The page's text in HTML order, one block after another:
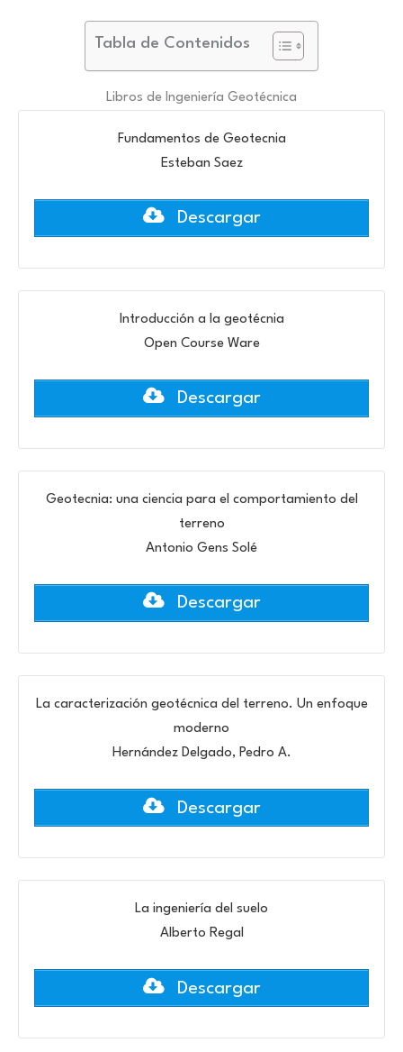
Tabla de Contenidos
Libros de Ingeniería Geotécnica
Fundamentos de Geotecnia
Esteban Saez
Descargar
Introducción a la geotécnia
Open Course Ware
Descargar
Geotecnia: una ciencia para el comportamiento del
terreno
Antonio Gens Solé
Descargar
La caracterización geotécnica del terreno. Un enfoque
moderno
Hernández Delgado, Pedro A.
Descargar
La ingeniería del suelo
Alberto Regal
Descargar